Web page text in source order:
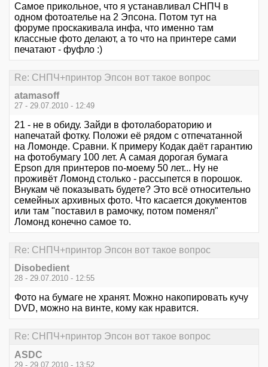
Самое прикольное, что я устанавливал СНПЧ в
одном фотоателье на 2 Эпсона. Потом тут на
форуме проскакивала инфа, что именно там
классные фото делают, а то что на принтере сами
печатают - фуфло :)
Re: СНПЧ+принтор Эпсон вот такое вопрос
atamasoff
27 - 29.07.2010 - 12:49
21 - не в обиду. Зайди в фотолабораторию и
напечатай фотку. Положи её рядом с отпечатанной
на Ломонде. Сравни. К примеру Кодак даёт гарантию
на фотобумагу 100 лет. А самая дорогая бумага
Epson для принтеров по-моему 50 лет... Ну не
проживёт Ломонд столько - рассыпется в порошок.
Внукам чё показывать будете? Это всё относительно
семейных архивных фото. Что касается документов
или там "поставил в рамочку, потом поменял"
Ломонд конечно самое то.
Re: СНПЧ+принтор Эпсон вот такое вопрос
Disobedient
28 - 29.07.2010 - 12:55
Фото на бумаге не хранят. Можно накопировать кучу
DVD, можно на винте, кому как нравится.
Re: СНПЧ+принтор Эпсон вот такое вопрос
ASDC
29 - 29.07.2010 - 13:52